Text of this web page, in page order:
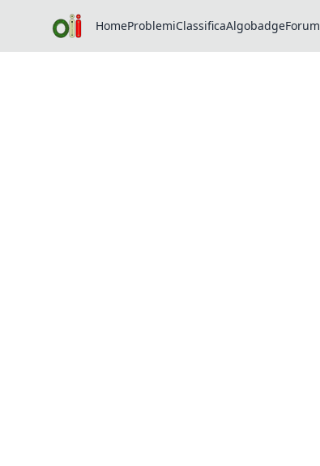
HomeProblemiClassificaAlgobadgeForum